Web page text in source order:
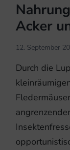
Acker
12. September
Durch die